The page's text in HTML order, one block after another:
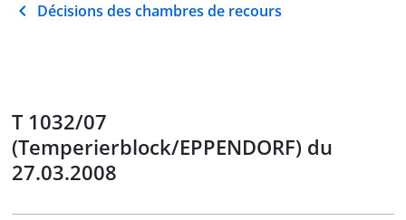
Décisions des chambres de recours
T 1032/07
(Temperierblock/EPPENDORF) du
27.03.2008